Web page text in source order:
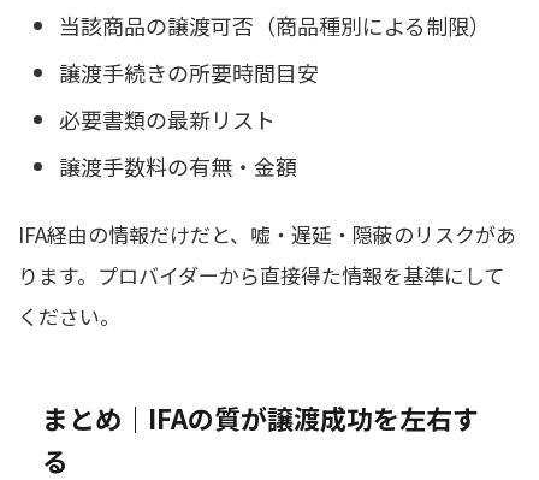
当該商品の譲渡可否（商品種別による制限）
譲渡手続きの所要時間目安
必要書類の最新リスト
譲渡手数料の有無・金額
IFA経由の情報だけだと、嘘・遅延・隠蔽のリスクがあ
ります。プロバイダーから直接得た情報を基準にして
ください。
まとめ｜IFAの質が譲渡成功を左右す
る